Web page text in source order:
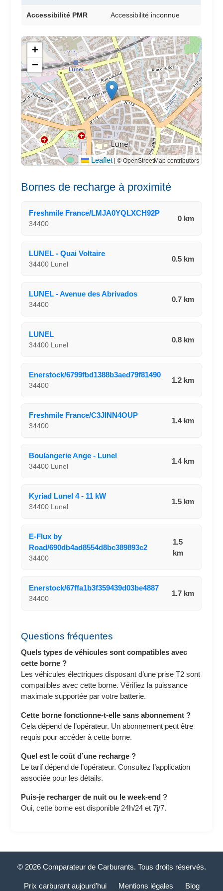
Accessibilité PMR Accessibilité inconnue
+
−
Leaflet © OpenStreetMap contributors
Bornes de recharge à proximité
Freshmile France/LMJA0YQLXCH92P
34400
0 km
LUNEL - Quai Voltaire
34400 Lunel
0.5 km
LUNEL - Avenue des Abrivados
34400
0.7 km
LUNEL
34400 Lunel
0.8 km
Enerstock/6799fbd1388b3aed79f81490
34400
1.2 km
Freshmile France/C3JINN4OUP
34400
1.4 km
Boulangerie Ange - Lunel
34400 Lunel
1.4 km
Kyriad Lunel 4 - 11 kW
34400 Lunel
1.5 km
E-Flux by
Road/690db4ad8554d8bc389893c2
34400
1.5
km
Enerstock/67ffa1b3f359439d03be4887
34400
1.7 km
Questions fréquentes
Quels types de véhicules sont compatibles avec
cette borne ?
Les véhicules électriques disposant d’une prise T2 sont
compatibles avec cette borne. Vérifiez la puissance
maximale supportée par votre batterie.
Cette borne fonctionne-t-elle sans abonnement ?
Cela dépend de l’opérateur. Un abonnement peut être
requis pour accéder à cette borne.
Quel est le coût d’une recharge ?
Le tarif dépend de l’opérateur. Consultez l’application
associée pour les détails.
Puis-je recharger de nuit ou le week-end ?
Oui, cette borne est disponible 24h/24 et 7j/7.
© 2026 Comparateur de Carburants. Tous droits réservés.
Prix carburant aujourd’hui Mentions légales Blog